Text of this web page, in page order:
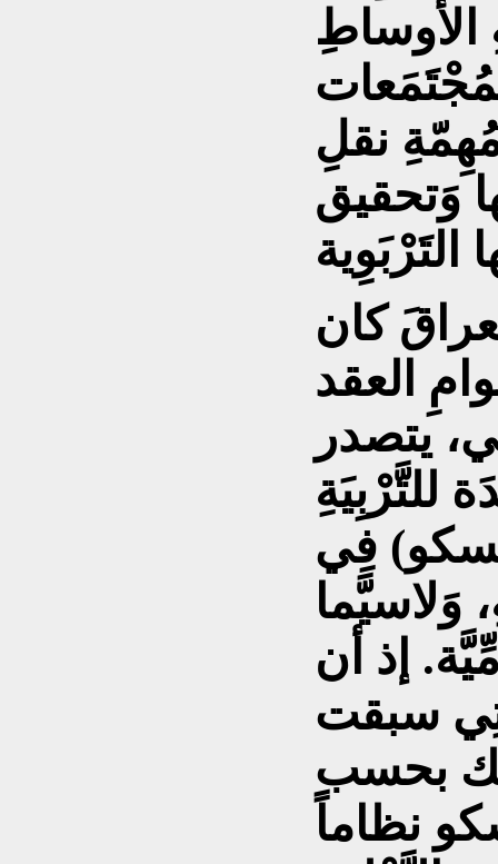
الأوساطِ
مُهِمّةِ نقلِ
وَتحقيق
كان
العقد
يتصدر
للتَّرْبِيَةِ
فِي
وَلاسيَّما
إذ أن
سبقت
بحسب
نظاماً